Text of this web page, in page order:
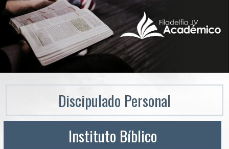
Discipulado Personal
Instituto Bíblico